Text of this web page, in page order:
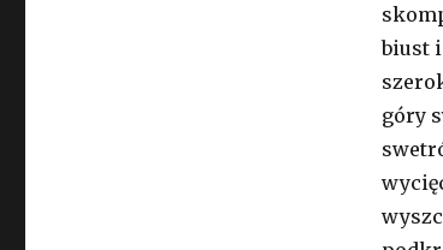
biust i
góry